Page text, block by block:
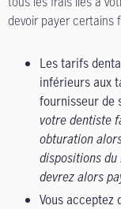
devoir payer certains
Les tarifs
inférieurs aux
fournisseur de
votre dentiste
obturation
dispositions du
devrez alors
Vous acceptez